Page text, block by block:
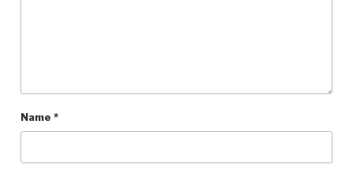
Name *